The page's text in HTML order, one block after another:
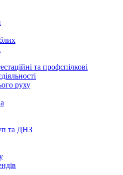
та профспілкові
руху
та ДНЗ